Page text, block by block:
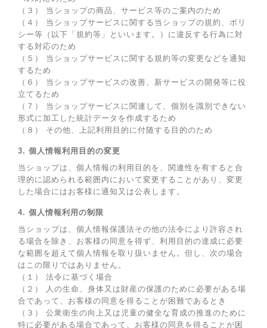
（３） 当ショップの商品、サービス等のご案内のため
（４） 当ショップサービスに関する当ショップの規約、ポリ
シー等（以下「規約等」といいます。）に違反する行為に対
する対応のため
（５） 当ショップサービスに関する規約等の変更などを通知
するため
（６） 当ショップサービスの改善、新サービスの開発等に役
立てるため
（７） 当ショップサービスに関連して、個別を識別できない
形式に加工した統計データを作成するため
（８） その他、上記利用目的に付随する目的のため
3. 個人情報利用目的の変更
当ショップは、個人情報の利用目的を、関連性を有すると合
理的に認められる範囲内において変更することがあり、変更
した場合にはお客様に通知又は公表します。
4. 個人情報利用の制限
当ショップは、個人情報保護法その他の法令により許容され
る場合を除き、お客様の同意を得ず、利用目的の達成に必要
な範囲を超えて個人情報を取り扱いません。但し、次の場合
はこの限りではありません。
（１） 法令に基づく場合
（２） 人の生命、身体又は財産の保護のために必要がある場
合であって、お客様の同意を得ることが困難であるとき
（３） 公衆衛生の向上又は児童の健全な育成の推進のために
特に必要がある場合であって、お客様の同意を得ることが困